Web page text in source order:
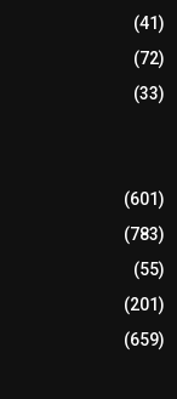
(41)
(72)
(33)
(601)
(783)
(55)
(201)
(659)